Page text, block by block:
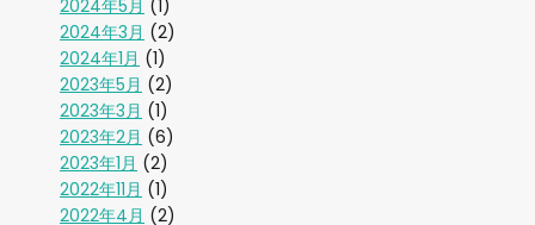
2024年5月 (1)
2024年3月 (2)
2024年1月 (1)
2023年5月 (2)
2023年3月 (1)
2023年2月 (6)
2023年1月 (2)
2022年11月 (1)
2022年4月 (2)